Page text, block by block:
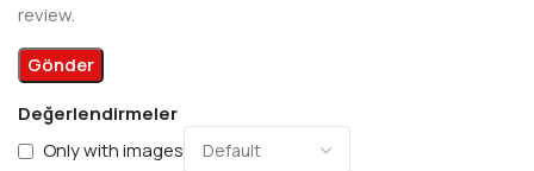
Değerlendirmeler
Only with images
review.